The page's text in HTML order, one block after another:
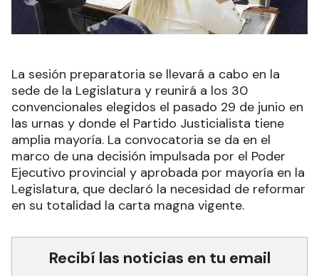
La sesión preparatoria se llevará a cabo en la
sede de la Legislatura y reunirá a los 30
convencionales elegidos el pasado 29 de junio en
las urnas y donde el Partido Justicialista tiene
amplia mayoría. La convocatoria se da en el
marco de una decisión impulsada por el Poder
Ejecutivo provincial y aprobada por mayoría en la
Legislatura, que declaró la necesidad de reformar
en su totalidad la carta magna vigente.
Recibí las noticias en tu email